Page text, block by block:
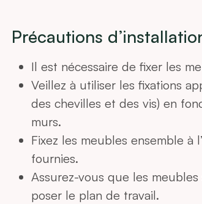
Précautions
Il est nécessaire de fixer les
Veillez à utiliser les fixations
des chevilles et des vis) en
murs.
Fixez les meubles ensemble à
fournies.
Assurez-vous que les
poser le plan de travail.